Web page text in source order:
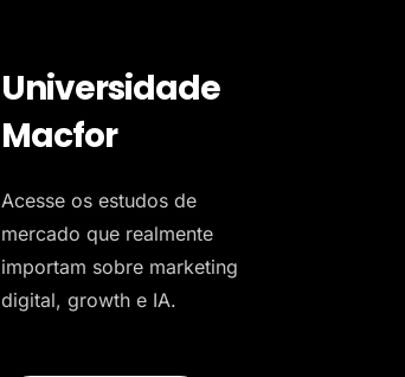
Universidade
Macfor
Acesse os estudos de
mercado que realmente
importam sobre marketing
digital, growth e IA.